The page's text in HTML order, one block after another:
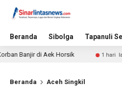
Beranda Sibolga Tapanuli
di Aek Horsik 1 hari lalu
Beranda Aceh Singkil